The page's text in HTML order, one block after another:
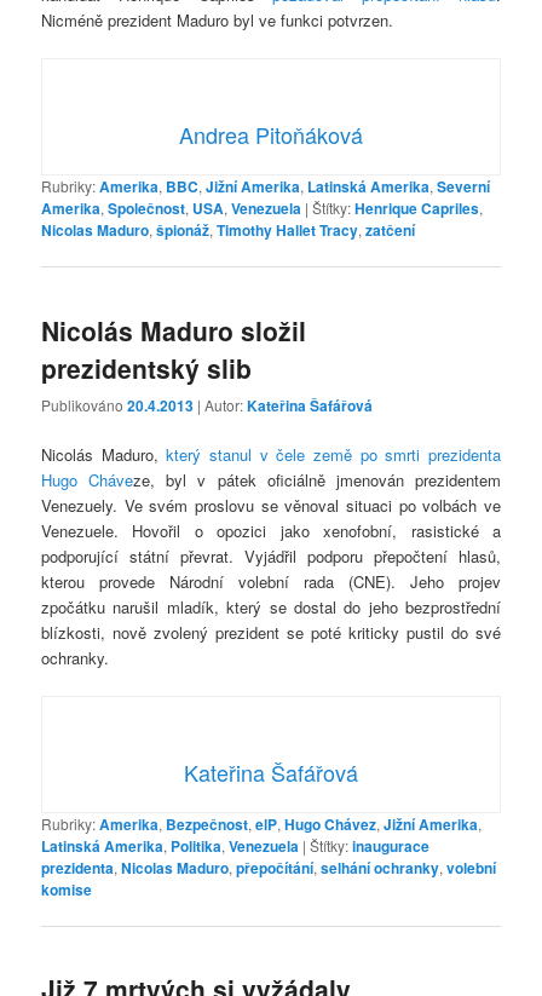
Nicméně prezident Maduro byl ve funkci potvrzen.
Andrea Pitoňáková
Rubriky:Amerika, BBC,Jižní Amerika, Latinská Amerika,Severní
Amerika,Společnost, USA,Venezuela |Štítky:Henrique Capriles,
Nicolas Maduro,špionáž,Timothy Hallet Tracy,zatčení
Nicolás Maduro složil
prezidentský slib
Publikováno20.4.2013 | Autor:Kateřina Šafářová
Nicolás Maduro,který stanul v čele země po smrti prezidenta
Hugo Cháveze, byl v pátek oficiálně jmenován prezidentem
Venezuely. Ve svém proslovu se věnoval situaci po volbách ve
Venezuele. Hovořil o opozici jako xenofobní, rasistické a
podporující státní převrat. Vyjádřil podporu přepočtení hlasů,
kterou provede Národní volební rada (CNE). Jeho projev
zpočátku narušil mladík, který se dostal do jeho bezprostřední
blízkosti, nově zvolený prezident se poté kriticky pustil do své
ochranky.
Kateřina Šafářová
Rubriky:Amerika, Bezpečnost,elP,Hugo Chávez,Jižní Amerika,
Latinská Amerika, Politika,Venezuela |Štítky:inaugurace
prezidenta,Nicolas Maduro,přepočítání,selhání ochranky,volební
komise